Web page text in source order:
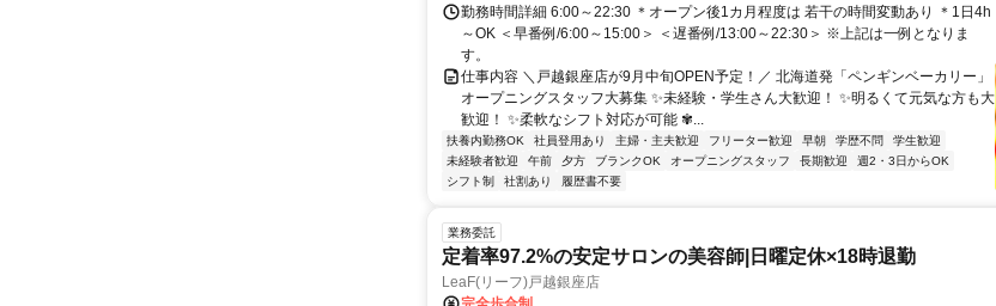
勤務時間詳細 6:00～22:30 ＊オープン後1カ月程度は 若干の時間変動あり ＊1日4h
～OK ＜早番例/6:00～15:00＞ ＜遅番例/13:00～22:30＞ ※上記は一例となりま
す。
仕事内容 ＼戸越銀座店が9月中旬OPEN予定！／ 北海道発「ペンギンベーカリー」
オープニングスタッフ大募集 ✨未経験・学生さん大歓迎！ ✨明るくて元気な方も大
歓迎！ ✨柔軟なシフト対応が可能 ✾...
扶養内勤務OK 社員登用あり 主婦・主夫歓迎 フリーター歓迎 早朝 学歴不問
学生歓迎
未経験者歓迎
午前 夕方 ブランクOK オープニングスタッフ 長期歓迎
週2・3日からOK
シフト制
社割あり 履歴書不要
業務委託
定着率97.2%の安定サロンの美容師|日曜定休×18時退勤
LeaF(リーフ)戸越銀座店